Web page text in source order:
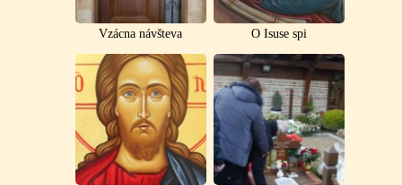
Vzácna návšteva O Isuse spi